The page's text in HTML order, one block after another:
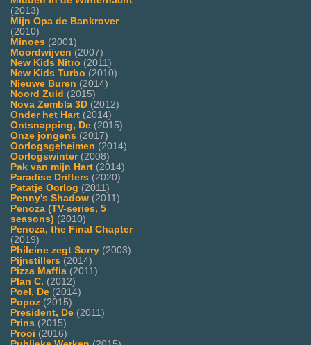
(2013)
Mijn Opa de Bankrover
(2010)
Minoes (2001)
Moordwijven (2007)
New Kids Nitro (2011)
New Kids Turbo (2010)
Nieuwe Buren (2014)
Noord Zuid (2015)
Nova Zembla 3D (2012)
Onder het Hart (2014)
Ontsnapping, De (2015)
Onze jongens (2017)
Oorlogsgeheimen (2014)
Oorlogswinter(2008)
Pak van mijn Hart (2014)
Paradise Drifters (2020)
Patatje Oorlog (2011)
Penny's Shadow (2011)
Penoza (TV-series, 5
seasons) (2010)
Penoza, the Final Chapter
(2019)
Phileine zegt Sorry (2003)
Pijnstillers (2014)
Pizza Maffia (2011)
Plan C. (2012)
Poel, De (2014)
Popoz (2015)
President, De (2011)
Prins (2015)
Prooi (2016)